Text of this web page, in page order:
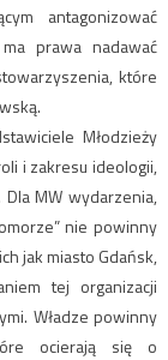
antagonizować
prawa nadawać
które
Młodzieży
i zakresu ideologii,
MW wydarzenia,
nie powinny
jak miasto Gdańsk,
tej organizacji
Władze powinny
ocierają się o